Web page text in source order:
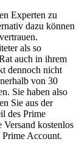
Experten zu
dazu können
als so
auch in ihrem
dennoch nicht
von 30
Sie haben also
Sie aus der
des Prime
kostenlos
Prime Account.